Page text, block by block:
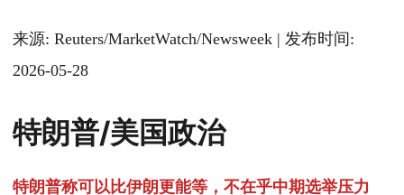
来源: Reuters/MarketWatch/Newsweek | 发布时间:
2026-05-28
特朗普/美国政治
特朗普称可以比伊朗更能等，不在乎中期选举压力